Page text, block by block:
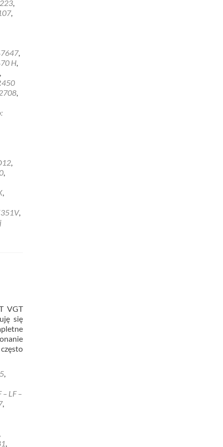
,
,
,
H,
,
,
,
,
,
,
VGT
się
,
LF –
,
,